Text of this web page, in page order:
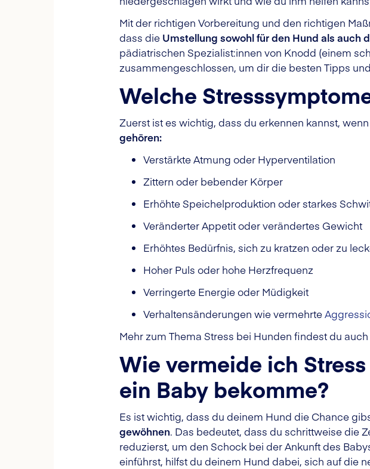
Mit der richtigen Vorbereitung und den richtigen
dass die Umstellung sowohl für den Hund als auch
pädiatrischen Spezialist:innen von Knodd (einem
zusammengeschlossen, um dir die besten Tipps
Welche
Zuerst ist es wichtig, dass du erkennen kannst,
gehören:
Verstärkte Atmung oder Hyperventilation
Zittern oder bebender Körper
Erhöhte Speichelproduktion oder starkes
Veränderter Appetit oder verändertes Gewicht
Erhöhtes Bedürfnis, sich zu kratzen oder zu
Hoher Puls oder hohe Herzfrequenz
Verringerte Energie oder Müdigkeit
Verhaltensänderungen wie vermehrte
Mehr zum Thema Stress bei Hunden findest du auch
Wie vermeide ich
ein Baby bekomme?
Es ist wichtig, dass du deinem Hund die Chance
gewöhnen. Das bedeutet, dass du schrittweise die
reduzierst, um den Schock bei der Ankunft des
einführst, hilfst du deinem Hund dabei, sich auf die